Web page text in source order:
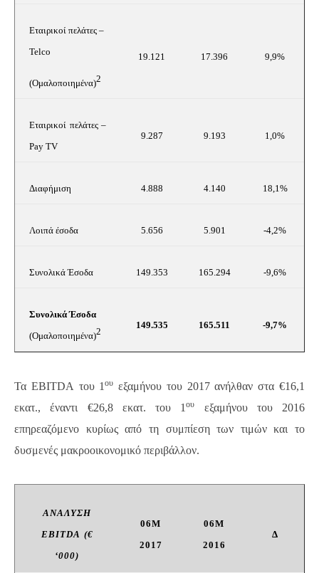
Εταιρικοί πελάτες –
Telco
(Ομαλοποιημένα)2
19.121 17.396 9,9%
Εταιρικοί πελάτες –
Pay TV
9.287 9.193 1,0%
Διαφήμιση 4.888 4.140 18,1%
Λοιπά έσοδα 5.656 5.901 -4,2%
Συνολικά Έσοδα 149.353 165.294 -9,6%
Συνολικά Έσοδα
(Ομαλοποιημένα)2
149.535 165.511 -9,7%
Τα EBITDA του 1ου εξαμήνου του 2017 ανήλθαν στα €16,1
εκατ., έναντι €26,8 εκατ. του 1ου
εξαμήνου του 2016
επηρεαζόμενο κυρίως από τη συμπίεση των τιμών και το
δυσμενές μακροοικονομικό περιβάλλον.
ΑΝΆΛΥΣΗ
EBITDA (€
‘000)
06M
2017
06M
2016
Δ